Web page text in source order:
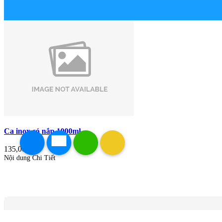
Ca inox có nắp 1000ml
135,000đ
Nội dung Chi Tiết